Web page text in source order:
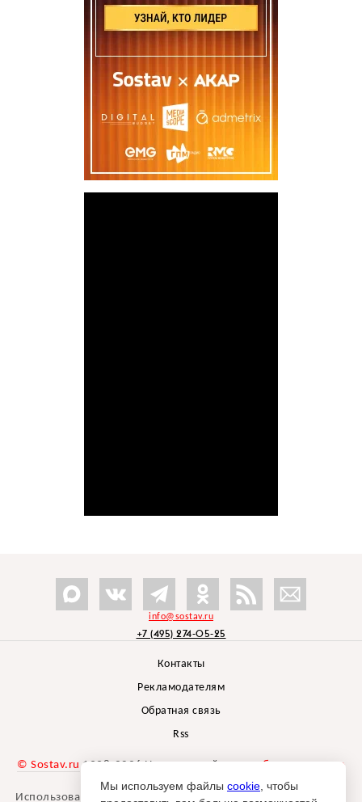
info@sostav.ru
+7 (495) 274-05-25
Контакты
Рекламодателям
Обратная связь
Rss
© Sostav.ru 1998-2026 Независимый проектбрендингового
агентства Depot
Использование материалов Sostav.ru допустимо только при
Мы используем файлы cookie , чтобы